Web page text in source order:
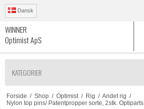
Dansk
WINNER
Optimist ApS
KATEGORIER
Forside / Shop / Optimist / Rig / Andet rig /
Nylon top pins/ Patentpropper sorte, 2stk. Optiparts